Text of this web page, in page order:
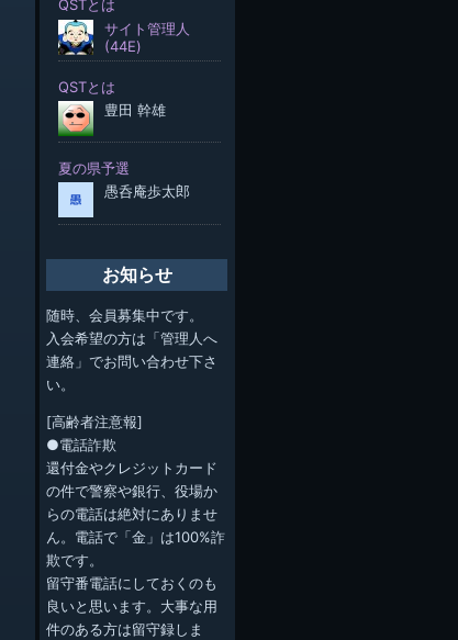
お知らせ
随時、会員募集中です。
入会希望の方は「管理人へ
連絡」でお問い合わせ下さ
い。
[高齢者注意報]
●電話詐欺
還付金やクレジットカード
の件で警察や銀行、役場か
らの電話は絶対にありませ
ん。電話で「金」は100%詐
欺です。
留守番電話にしておくのも
良いと思います。大事な用
件のある方は留守録しま